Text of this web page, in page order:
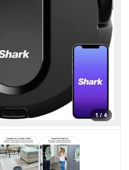
1 / 4